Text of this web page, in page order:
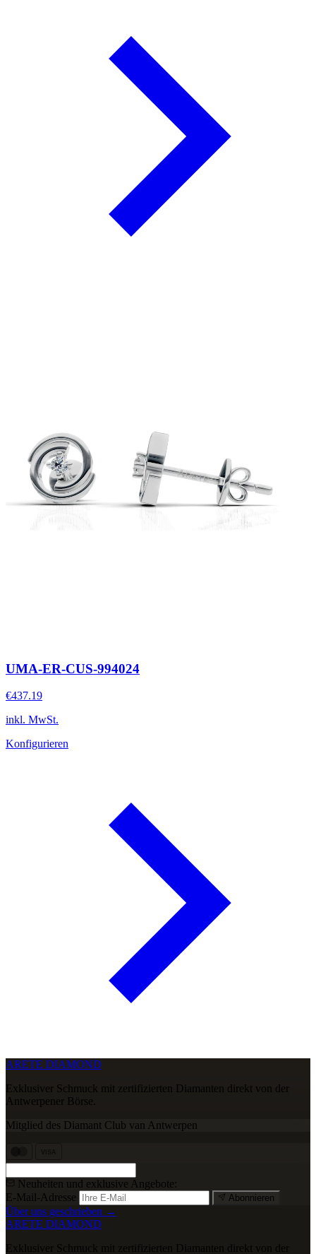
UMA-ER-CUS-994024
€437.19
inkl. MwSt.
Konfigurieren
ARETE DIAMOND
Exklusiver Schmuck mit zertifizierten Diamanten direkt von der
Antwerpener Börse.
Mitglied des Diamant Club van Antwerpen
Neuheiten und exklusive Angebote:
E-Mail-Adresse
Abonnieren
Über uns geschrieben →
ARETE DIAMOND
Exklusiver Schmuck mit zertifizierten Diamanten direkt von der